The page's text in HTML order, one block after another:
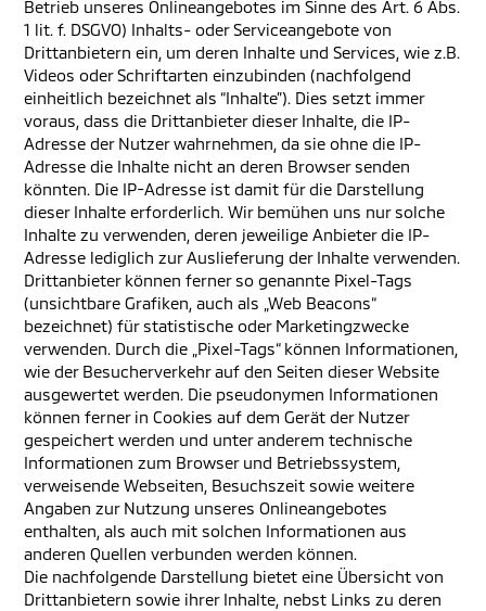
Betrieb unseres Onlineangebotes im Sinne des Art. 6 Abs.
1 lit. f. DSGVO) Inhalts- oder Serviceangebote von
Drittanbietern ein, um deren Inhalte und Services, wie z.B.
Videos oder Schriftarten einzubinden (nachfolgend
einheitlich bezeichnet als “Inhalte”). Dies setzt immer
voraus, dass die Drittanbieter dieser Inhalte, die IP-
Adresse der Nutzer wahrnehmen, da sie ohne die IP-
Adresse die Inhalte nicht an deren Browser senden
könnten. Die IP-Adresse ist damit für die Darstellung
dieser Inhalte erforderlich. Wir bemühen uns nur solche
Inhalte zu verwenden, deren jeweilige Anbieter die IP-
Adresse lediglich zur Auslieferung der Inhalte verwenden.
Drittanbieter können ferner so genannte Pixel-Tags
(unsichtbare Grafiken, auch als „Web Beacons“
bezeichnet) für statistische oder Marketingzwecke
verwenden. Durch die „Pixel-Tags“ können Informationen,
wie der Besucherverkehr auf den Seiten dieser Website
ausgewertet werden. Die pseudonymen Informationen
können ferner in Cookies auf dem Gerät der Nutzer
gespeichert werden und unter anderem technische
Informationen zum Browser und Betriebssystem,
verweisende Webseiten, Besuchszeit sowie weitere
Angaben zur Nutzung unseres Onlineangebotes
enthalten, als auch mit solchen Informationen aus
anderen Quellen verbunden werden können.
Die nachfolgende Darstellung bietet eine Übersicht von
Drittanbietern sowie ihrer Inhalte, nebst Links zu deren